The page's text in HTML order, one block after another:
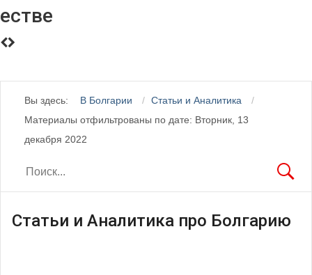
естве
Вы здесь: В Болгарии
Статьи и Аналитика
Материалы отфильтрованы по дате: Вторник, 13
декабря 2022
Статьи и Аналитика про Болгарию